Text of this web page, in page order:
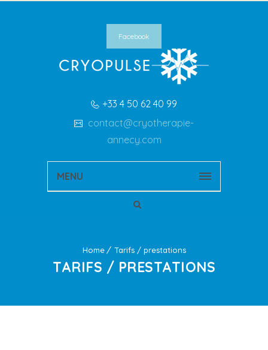
Facebook
+33 4 50 62 40 99
contact@cryotherapie-
annecy.com
MENU
Home Tarifs / prestations
TARIFS / PRESTATIONS